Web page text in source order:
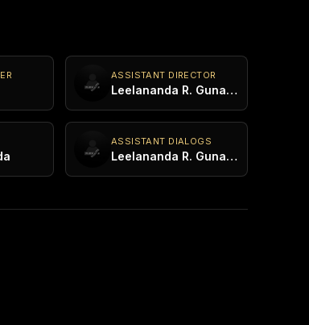
ASSISTANT DIRECTOR
Leelananda R. Gunawardana
ASSISTANT DIALOGS
Leelananda R. Gunawardana